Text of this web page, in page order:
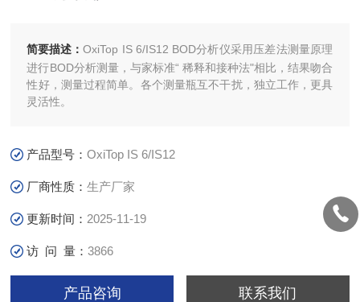
简要描述：OxiTop IS 6/IS12 BOD分析仪采用压差法测量原理
进行BOD分析测量，与家标准“ 稀释和接种法"相比，结果吻合
性好，测量过程简单。各个测量瓶互不干扰，独立工作，更具
灵活性。
产品型号：OxiTop IS 6/IS12
厂商性质：生产厂家
更新时间： 2025-11-19
访 问 量：3866
产品咨询 联系我们